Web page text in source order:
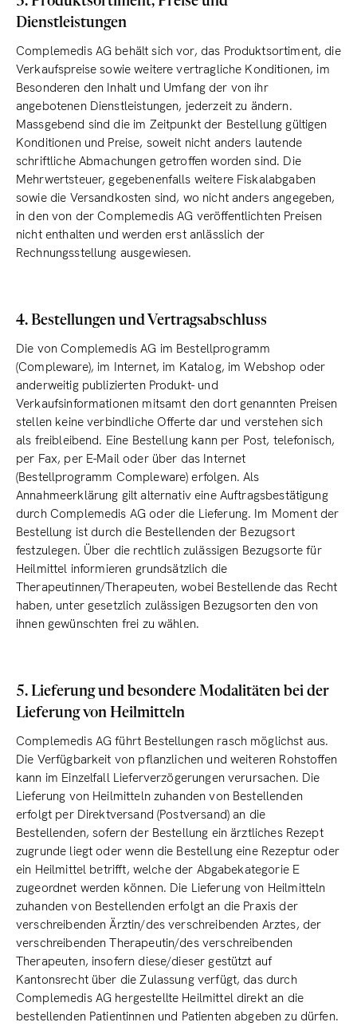
Dienstleistungen
Complemedis AG behält sich vor, das Produktsortiment, die
Verkaufspreise sowie weitere vertragliche Konditionen, im
Besonderen den Inhalt und Umfang der von ihr
angebotenen Dienstleistungen, jederzeit zu ändern.
Massgebend sind die im Zeitpunkt der Bestellung gültigen
Konditionen und Preise, soweit nicht anders lautende
schriftliche Abmachungen getroffen worden sind. Die
Mehrwertsteuer, gegebenenfalls weitere Fiskalabgaben
sowie die Versandkosten sind, wo nicht anders angegeben,
in den von der Complemedis AG veröffentlichten Preisen
nicht enthalten und werden erst anlässlich der
Rechnungsstellung ausgewiesen.
4. Bestellungen und Vertragsabschluss
Die von Complemedis AG im Bestellprogramm
(Compleware), im Internet, im Katalog, im Webshop oder
anderweitig publizierten Produkt- und
Verkaufsinformationen mitsamt den dort genannten Preisen
stellen keine verbindliche Offerte dar und verstehen sich
als freibleibend. Eine Bestellung kann per Post, telefonisch,
per Fax, per E-Mail oder über das Internet
(Bestellprogramm Compleware) erfolgen. Als
Annahmeerklärung gilt alternativ eine Auftragsbestätigung
durch Complemedis AG oder die Lieferung. Im Moment der
Bestellung ist durch die Bestellenden der Bezugsort
festzulegen. Über die rechtlich zulässigen Bezugsorte für
Heilmittel informieren grundsätzlich die
Therapeutinnen/Therapeuten, wobei Bestellende das Recht
haben, unter gesetzlich zulässigen Bezugsorten den von
ihnen gewünschten frei zu wählen.
5. Lieferung und besondere Modalitäten bei der
Lieferung von Heilmitteln
Complemedis AG führt Bestellungen rasch möglichst aus.
Die Verfügbarkeit von pflanzlichen und weiteren Rohstoffen
kann im Einzelfall Lieferverzögerungen verursachen. Die
Lieferung von Heilmitteln zuhanden von Bestellenden
erfolgt per Direktversand (Postversand) an die
Bestellenden, sofern der Bestellung ein ärztliches Rezept
zugrunde liegt oder wenn die Bestellung eine Rezeptur oder
ein Heilmittel betrifft, welche der Abgabekategorie E
zugeordnet werden können. Die Lieferung von Heilmitteln
zuhanden von Bestellenden erfolgt an die Praxis der
verschreibenden Ärztin/des verschreibenden Arztes, der
verschreibenden Therapeutin/des verschreibenden
Therapeuten, insofern diese/dieser gestützt auf
Kantonsrecht über die Zulassung verfügt, das durch
Complemedis AG hergestellte Heilmittel direkt an die
bestellenden Patientinnen und Patienten abgeben zu dürfen.